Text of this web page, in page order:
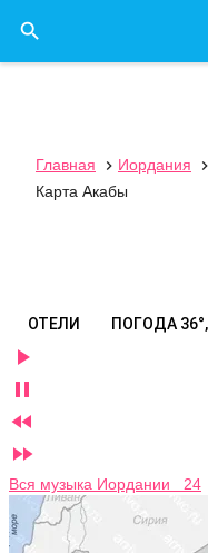

Главная  Иордания 
Карта Акабы
ОТЕЛИ ПОГОДА




Вся музыка Иордании 24